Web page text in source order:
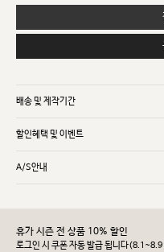
배송 및 제작기간
할인혜택 및 이벤트
A/S안내
휴가 시즌 전 상품 10% 할인
로그인 시 쿠폰 자동 발급 됩니다(8.1~8.9